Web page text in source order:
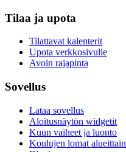
Tilaa ja upota
Tilattavat kalenterit
Upota verkkosivulle
Avoin rajapinta
Sovellus
Lataa sovellus
Aloitusnäytön widgetit
Kuun vaiheet ja luonto
Koulujen lomat alueittain